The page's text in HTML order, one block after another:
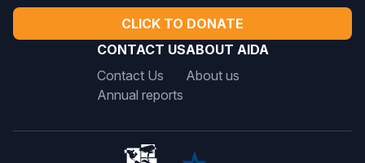
CLICK TO DONATE
CONTACT US
Contact Us
Annual reports
ABOUT AIDA
About us